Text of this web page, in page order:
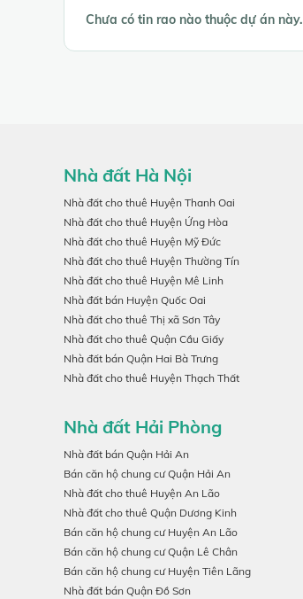
Chưa có tin rao nào thuộc dự án này.
Nhà đất Hà Nội
Nhà đất cho thuê Huyện Thanh Oai
Nhà đất cho thuê Huyện Ứng Hòa
Nhà đất cho thuê Huyện Mỹ Đức
Nhà đất cho thuê Huyện Thường Tín
Nhà đất cho thuê Huyện Mê Linh
Nhà đất bán Huyện Quốc Oai
Nhà đất cho thuê Thị xã Sơn Tây
Nhà đất cho thuê Quận Cầu Giấy
Nhà đất bán Quận Hai Bà Trưng
Nhà đất cho thuê Huyện Thạch Thất
Nhà đất Hải Phòng
Nhà đất bán Quận Hải An
Bán căn hộ chung cư Quận Hải An
Nhà đất cho thuê Huyện An Lão
Nhà đất cho thuê Quận Dương Kinh
Bán căn hộ chung cư Huyện An Lão
Bán căn hộ chung cư Quận Lê Chân
Bán căn hộ chung cư Huyện Tiên Lãng
Nhà đất bán Quận Đồ Sơn